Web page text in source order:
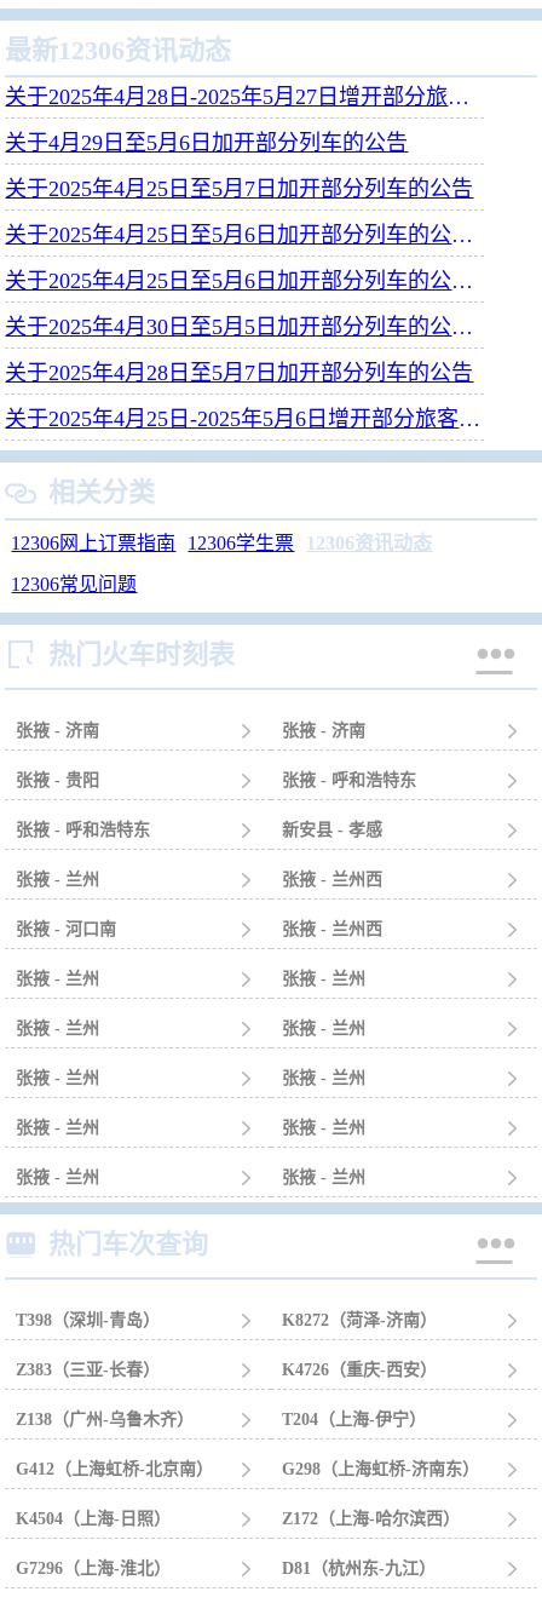
最新12306资讯动态
关于2025年4月28日-2025年5月27日增开部分旅客列车的公告
关于4月29日至5月6日加开部分列车的公告
关于2025年4月25日至5月7日加开部分列车的公告
关于2025年4月25日至5月6日加开部分列车的公告（一）
关于2025年4月25日至5月6日加开部分列车的公告（二）
关于2025年4月30日至5月5日加开部分列车的公告（二）
关于2025年4月28日至5月7日加开部分列车的公告
关于2025年4月25日-2025年5月6日增开部分旅客列车的公告
 相关分类
12306网上订票指南 12306学生票
12306资讯动态
12306常见问题
 热门火车时刻表 
张掖 - 济南  张掖 - 济南 
张掖 - 贵阳  张掖 - 呼和浩特东 
张掖 - 呼和浩特东  新安县 - 孝感 
张掖 - 兰州  张掖 - 兰州西 
张掖 - 河口南  张掖 - 兰州西 
张掖 - 兰州  张掖 - 兰州 
张掖 - 兰州  张掖 - 兰州 
张掖 - 兰州  张掖 - 兰州 
张掖 - 兰州  张掖 - 兰州 
张掖 - 兰州  张掖 - 兰州 
 热门车次查询 
T398（深圳-青岛）  K8272（菏泽-济南） 
Z383（三亚-长春）  K4726（重庆-西安） 
Z138（广州-乌鲁木齐）  T204（上海-伊宁） 
G412（上海虹桥-北京南）  G298（上海虹桥-济南东） 
K4504（上海-日照）  Z172（上海-哈尔滨西） 
G7296（上海-淮北）  D81（杭州东-九江） 